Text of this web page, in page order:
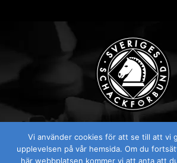
Vi använder cookies för att se till att vi
upplevelsen på vår hemsida. Om du
här webbplatsen kommer vi att anta att